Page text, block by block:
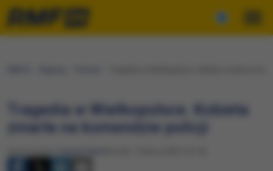
Tragedia w Wielkopolsce. Kobieta
zmarła na komendzie policji